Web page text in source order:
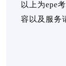
以上为epe
容以及服务